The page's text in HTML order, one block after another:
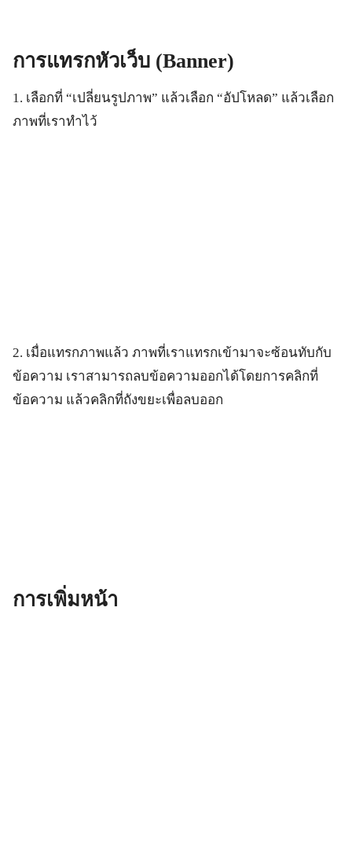
การแทรกหัวเว็บ (Banner)
1. เลือกที่ “เปลี่ยนรูปภาพ” แล้วเลือก “อัปโหลด” แล้วเลือก
ภาพที่เราทำไว้
2. เมื่อแทรกภาพแล้ว ภาพที่เราแทรกเข้ามาจะซ้อนทับกับ
ข้อความ เราสามารถลบข้อความออกได้โดยการคลิกที่
ข้อความ แล้วคลิกที่ถังขยะเพื่อลบออก
การเพิ่มหน้า